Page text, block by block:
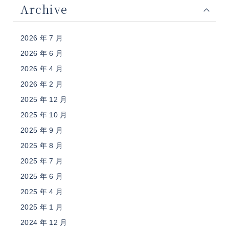
Archive
2026 年 7 月
2026 年 6 月
2026 年 4 月
2026 年 2 月
2025 年 12 月
2025 年 10 月
2025 年 9 月
2025 年 8 月
2025 年 7 月
2025 年 6 月
2025 年 4 月
2025 年 1 月
2024 年 12 月